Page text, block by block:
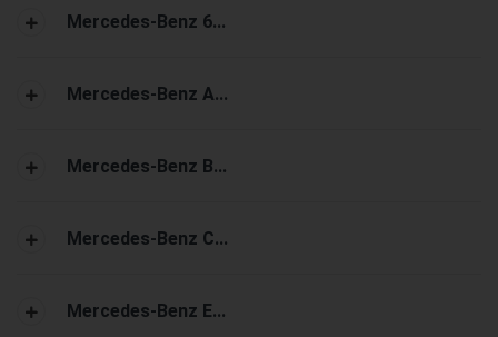
Mercedes-Benz 6...
Mercedes-Benz A...
Mercedes-Benz B...
Mercedes-Benz C...
Mercedes-Benz E...